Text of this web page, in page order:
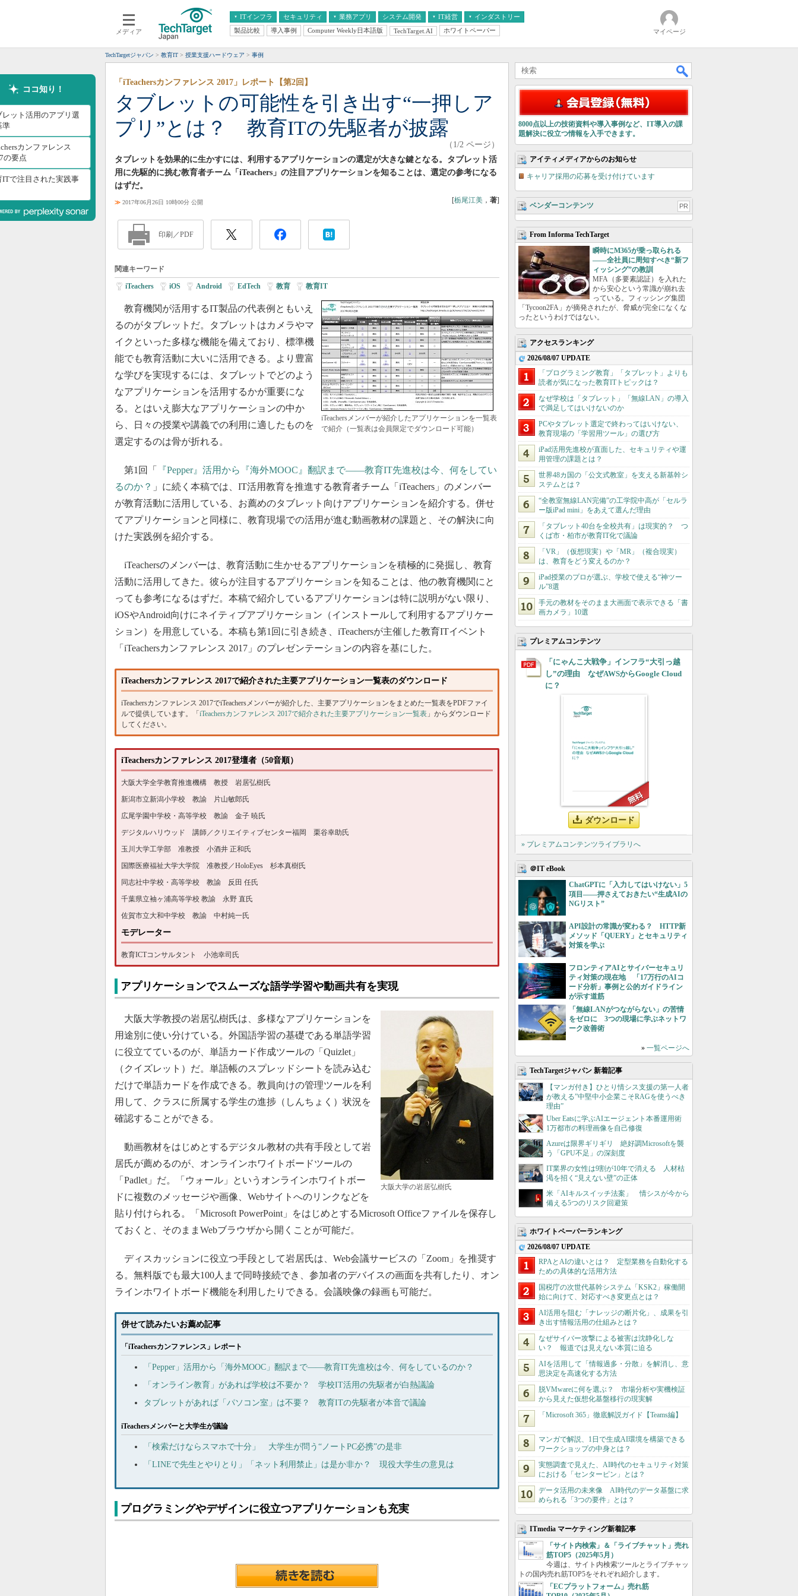
メディア
ITインフラ
クラウド
スマートモバイル
ネットワーク
システム運用管理
セキュリティ 業務アプリ
エンタープライズAI
ERP
CX
情報系システム
システム開発 IT経営
経営とIT
インダストリー
医療IT
製品比較 導入事例 Computer Weekly日本語版 TechTarget.AI ホワイトペーパー マイページ
TechTargetジャパン 教育IT 授業支援ハードウェア 事例
ココ知り！
レット活用のアプリ選
準
カンファレンス
の要点
ITで注目された実践事
タブレットの可能性を引き出す“一押しア
プリ”とは？ 教育ITの先駆者が披露
「iTeachersカンファレンス 2017」レポート【第2回】
（1/2 ページ）
タブレットを効果的に生かすには、利用するアプリケーションの選定が大きな鍵となる。タブレット活
用に先駆的に挑む教育者チーム「iTeachers」の注目アプリケーションを知ることは、選定の参考になる
はずだ。
≫ 2017年06月26日 10時00分 公開 [栃尾江美 ， 著]
印刷／PDF
関連キーワード
iTeachers iOS Android EdTech 教育 教育IT
iTeachersメンバーが紹介したアプリケーションを一覧表
で紹介（一覧表は会員限定でダウンロード可能）
教育機関が活用するIT製品の代表例ともいえ
るのがタブレットだ。タブレットはカメラやマ
イクといった多様な機能を備えており、標準機
能でも教育活動に大いに活用できる。より豊富
な学びを実現するには、タブレットでどのよう
なアプリケーションを活用するかが重要にな
る。とはいえ膨大なアプリケーションの中か
ら、日々の授業や講義での利用に適したものを
選定するのは骨が折れる。
第1回「
『Pepper』活用から『海外MOOC』翻訳まで――教育IT先進校は今、何をしてい
るのか？ 」に続く本稿では、IT活用教育を推進する教育者チーム「iTeachers」のメンバー
が教育活動に活用している、お薦めのタブレット向けアプリケーションを紹介する。併せ
てアプリケーションと同様に、教育現場での活用が進む動画教材の課題と、その解決に向
けた実践例を紹介する。
iTeachersのメンバーは、教育活動に生かせるアプリケーションを積極的に発掘し、教育
活動に活用してきた。彼らが注目するアプリケーションを知ることは、他の教育機関にと
っても参考になるはずだ。本稿で紹介しているアプリケーションは特に説明がない限り、
iOSやAndroid向けにネイティブアプリケーション（インストールして利用するアプリケー
ション）を用意している。本稿も第1回に引き続き、iTeachersが主催した教育ITイベント
「iTeachersカンファレンス 2017」のプレゼンテーションの内容を基にした。
iTeachersカンファレンス 2017で紹介された主要アプリケーション一覧表のダウンロード
iTeachersカンファレンス 2017でiTeachersメンバーが紹介した、主要アプリケーションをまとめた一覧表をPDFファイ
ルで提供しています。「 iTeachersカンファレンス 2017で紹介された主要アプリケーション一覧表 」からダウンロード
してください。
iTeachersカンファレンス 2017登壇者（50音順）
大阪大学全学教育推進機構 教授 岩居弘樹氏
新潟市立新潟小学校 教諭 片山敏郎氏
広尾学園中学校・高等学校 教諭 金子 暁氏
デジタルハリウッド 講師／クリエイティブセンター福岡 栗谷幸助氏
玉川大学工学部 准教授 小酒井 正和氏
国際医療福祉大学大学院 准教授／HoloEyes 杉本真樹氏
同志社中学校・高等学校 教諭 反田 任氏
千葉県立袖ヶ浦高等学校 教諭 永野 直氏
佐賀市立大和中学校 教諭 中村純一氏
モデレーター
教育ICTコンサルタント 小池幸司氏
アプリケーションでスムーズな語学学習や動画共有を実現
大阪大学の岩居弘樹氏
大阪大学教授の岩居弘樹氏は、多様なアプリケーションを
用途別に使い分けている。外国語学習の基礎である単語学習
に役立てているのが、単語カード作成ツールの「Quizlet」
（クイズレット）だ。単語帳のスプレッドシートを読み込む
だけで単語カードを作成できる。教員向けの管理ツールを利
用して、クラスに所属する学生の進捗（しんちょく）状況を
確認することができる。
動画教材をはじめとするデジタル教材の共有手段として岩
居氏が薦めるのが、オンラインホワイトボードツールの
「Padlet」だ。「ウォール」というオンラインホワイトボー
ドに複数のメッセージや画像、Webサイトへのリンクなどを
貼り付けられる。「Microsoft PowerPoint」をはじめとするMicrosoft Officeファイルを保存し
ておくと、そのままWebブラウザから開くことが可能だ。
ディスカッションに役立つ手段として岩居氏は、Web会議サービスの「Zoom」を推奨す
る。無料版でも最大100人まで同時接続でき、参加者のデバイスの画面を共有したり、オン
ラインホワイトボード機能を利用したりできる。会議映像の録画も可能だ。
併せて読みたいお薦め記事
「iTeachersカンファレンス」レポート
「Pepper」活用から「海外MOOC」翻訳まで――教育IT先進校は今、何をしているのか？
「オンライン教育」があれば学校は不要か？ 学校IT活用の先駆者が白熱議論
タブレットがあれば「パソコン室」は不要？ 教育ITの先駆者が本音で議論
iTeachersメンバーと大学生が議論
「検索だけならスマホで十分」 大学生が問う“ノートPC必携”の是非
「LINEで先生とやりとり」「ネット利用禁止」は是か非か？ 現役大学生の意見は
プログラミングやデザインに役立つアプリケーションも充実
8000点以上の技術資料や導入事例など、IT導入の課
題解決に役立つ情報を入手できます。
アイティメディアからのお知らせ
キャリア採用の応募を受け付けています
ベンダーコンテンツ PR
From Informa TechTarget
瞬時にM365が乗っ取られる
――全社員に周知すべき“新フ
ィッシング”の教訓
MFA（多要素認証）を入れた
から安心という常識が崩れ去
っている。フィッシング集団
「Tycoon2FA」が摘発されたが、脅威が完全になくな
ったというわけではない。
アクセスランキング
2026/08/07 UPDATE
「プログラミング教育」「タブレット」よりも
読者が気になった教育ITトピックは？
なぜ学校は「タブレット」「無線LAN」の導入
で満足してはいけないのか
PCやタブレット選定で終わってはいけない、
教育現場の「学習用ツール」の選び方
iPad活用先進校が直面した、セキュリティや運
用管理の課題とは？
世界48カ国の「公文式教室」を支える新基幹シ
ステムとは？
“全教室無線LAN完備”の工学院中高が「セルラ
ー版iPad mini」をあえて選んだ理由
「タブレット40台を全校共有」は現実的？ つ
くば市・柏市が教育IT化で議論
「VR」（仮想現実）や「MR」（複合現実）
は、教育をどう変えるのか？
iPad授業のプロが選ぶ、学校で使える“神ツー
ル”8選
手元の教材をそのまま大画面で表示できる「書
画カメラ」10選
プレミアムコンテンツ
「にゃんこ大戦争」インフラ“大引っ越
し”の理由 なぜAWSからGoogle Cloud
に？
ダウンロード
» プレミアムコンテンツライブラリへ
＠IT eBook
ChatGPTに「入力してはいけない」5
項目――押さえておきたい“生成AIの
NGリスト”
API設計の常識が変わる？ HTTP新
メソッド「QUERY」とセキュリティ
対策を学ぶ
フロンティアAIとサイバーセキュリ
ティ対策の現在地 「17万行のAIコ
ード分析」事例と公的ガイドライン
が示す道筋
「無線LANがつながらない」の苦情
をゼロに 3つの現場に学ぶネットワ
ーク改善術
» 一覧ページへ
TechTargetジャパン 新着記事
【マンガ付き】ひとり情シス支援の第一人者
が教える”中堅中小企業こそRAGを使うべき
理由”
Uber Eatsに学ぶAIエージェント本番運用術
1万都市の料理画像を自己修復
Azureは限界ギリギリ 絶好調Microsoftを襲
う「GPU不足」の深刻度
IT業界の女性は9割が10年で消える 人材枯
渇を招く“見えない壁”の正体
米「AIキルスイッチ法案」 情シスが今から
備える5つのリスク回避策
ホワイトペーパーランキング
2026/08/07 UPDATE
RPAとAIの違いとは？ 定型業務を自動化する
ための具体的な活用方法
国税庁の次世代基幹システム「KSK2」稼働開
始に向けて、対応すべき変更点とは？
AI活用を阻む「ナレッジの断片化」、成果を引
き出す情報活用の仕組みとは？
なぜサイバー攻撃による被害は沈静化しな
い？ 報道では見えない本質に迫る
AIを活用して「情報過多・分散」を解消し、意
思決定を高速化する方法
脱VMwareに何を選ぶ？ 市場分析や実機検証
から見えた仮想化基盤移行の現実解
「Microsoft 365」徹底解説ガイド【Teams編】
マンガで解説、1日で生成AI環境を構築できる
ワークショップの中身とは？
実態調査で見えた、AI時代のセキュリティ対策
における「センターピン」とは？
データ活用の未来像 AI時代のデータ基盤に求
められる「3つの要件」とは？
ITmedia マーケティング新着記事
「サイト内検索」＆「ライブチャット」売れ
筋TOP5（2025年5月）
今週は、サイト内検索ツールとライブチャッ
トの国内売れ筋TOP5をそれぞれ紹介します。
「ECプラットフォーム」売れ筋